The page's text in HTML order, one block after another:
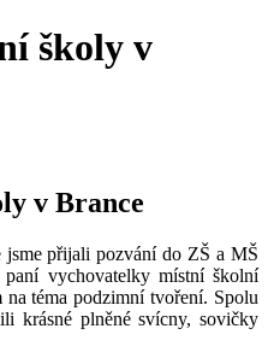
školy v
v Brance
přijali pozvání do ZŠ a MŠ
vychovatelky místní školní
téma podzimní tvoření. Spolu
krásné plněné svícny, sovičky